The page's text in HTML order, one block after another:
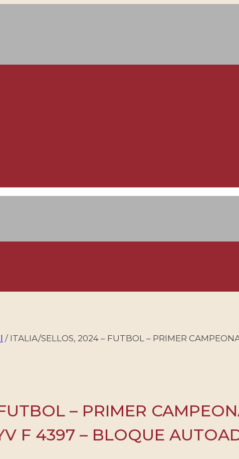
/ ITALIA/SELLOS, 2024 – FUTBOL – PRIMER
– PRIMER
F 4397 – BLOQUE